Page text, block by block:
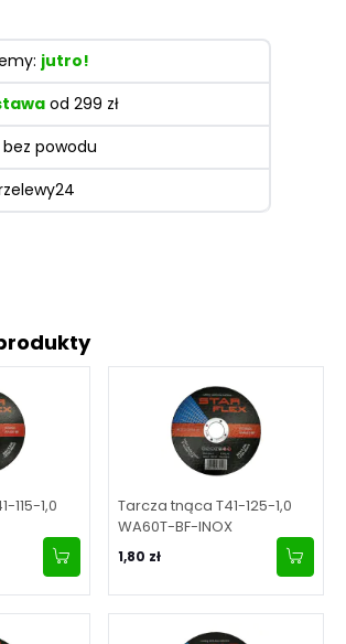
115-1,0
Tarcza tnąca T41-125-1,0
WA60T-BF-INOX
1,80 zł
jutro!
od 299 zł
powodu